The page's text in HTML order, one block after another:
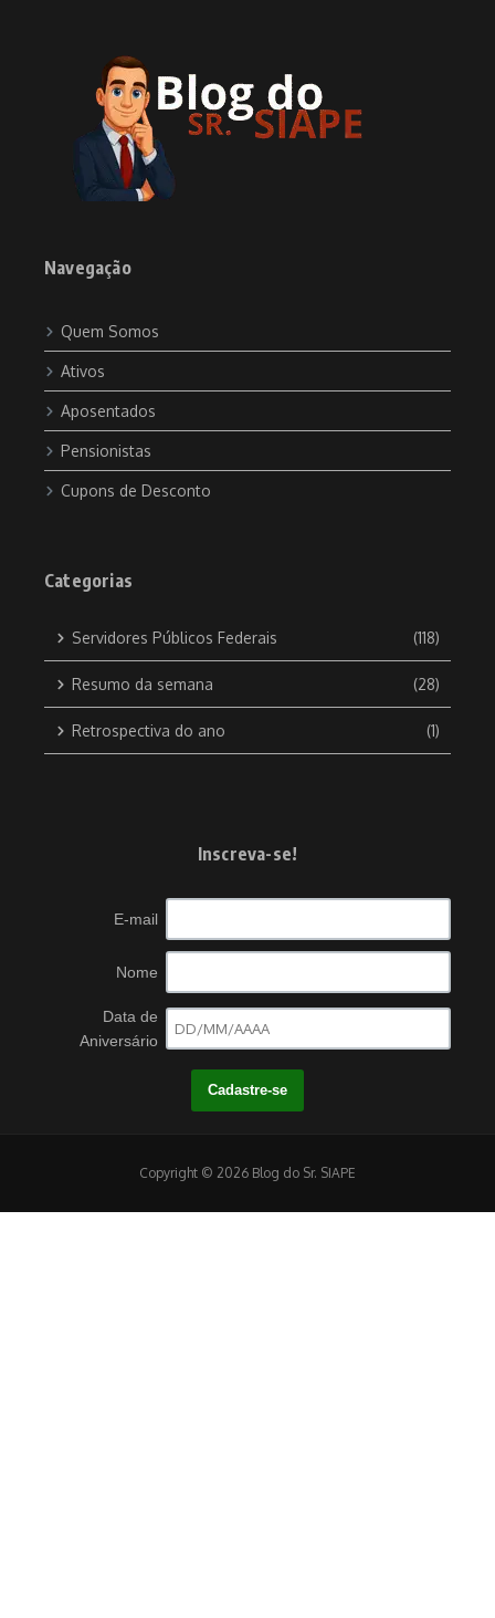
Navegação
Quem Somos
Ativos
Aposentados
Pensionistas
Cupons de Desconto
Categorias
Servidores Públicos Federais (118)
Resumo da semana (28)
Retrospectiva do ano (1)
Inscreva-se!
E-mail
Nome
Data de
Aniversário
Copyright © 2026 Blog do Sr. SIAPE